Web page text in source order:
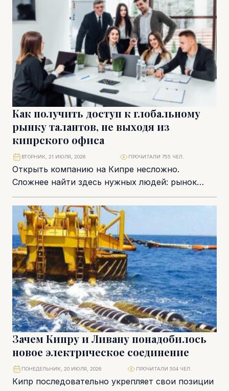
Как получить доступ к глобальному
рынку талантов, не выходя из
кипрского офиса
Открыть компанию на Кипре несложно.
Сложнее найти здесь нужных людей: рынок
труда на острове ограничен, и для большинства
международных компаний...
ВТОРНИК, 21 ИЮЛЯ, 2026 ПРОЧИТАЛИ 755 ЧЕЛ.
Зачем Кипру и Ливану понадобилось
новое электрическое соединение
Кипр последовательно укрепляет свои позиции
ПОНЕДЕЛЬНИК, 20 ИЮЛЯ, 2026 ПРОЧИТАЛИ 504 ЧЕЛ.